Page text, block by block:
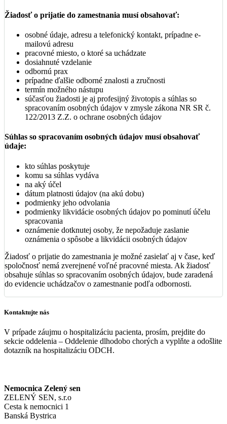
Žiadosť o prijatie do zamestnania musí obsahovať:
osobné údaje, adresu a telefonický kontakt, prípadne e-
mailovú adresu
pracovné miesto, o ktoré sa uchádzate
dosiahnuté vzdelanie
odbornú prax
prípadne ďalšie odborné znalosti a zručnosti
termín možného nástupu
súčasťou žiadosti je aj profesijný životopis a súhlas so
spracovaním osobných údajov v zmysle zákona NR SR č.
122/2013 Z.Z. o ochrane osobných údajov
Súhlas so spracovaním osobných údajov musí obsahovať
údaje:
kto súhlas poskytuje
komu sa súhlas vydáva
na aký účel
dátum platnosti údajov (na akú dobu)
podmienky jeho odvolania
podmienky likvidácie osobných údajov po pominutí účelu
spracovania
oznámenie dotknutej osoby, že nepožaduje zaslanie
oznámenia o spôsobe a likvidácii osobných údajov
Žiadosť o prijatie do zamestnania je možné zasielať aj v čase, keď
spoločnosť nemá zverejnené voľné pracovné miesta. Ak žiadosť
obsahuje súhlas so spracovaním osobných údajov, bude zaradená
do evidencie uchádzačov o zamestnanie podľa odbornosti.
Kontaktujte nás
V prípade záujmu o hospitalizáciu pacienta, prosím, prejdite do
sekcie oddelenia – Oddelenie dlhodobo chorých a vyplňte a odošlite
dotazník na hospitalizáciu ODCH.
Nemocnica Zelený sen
ZELENÝ SEN, s.r.o
Cesta k nemocnici 1
Banská Bystrica